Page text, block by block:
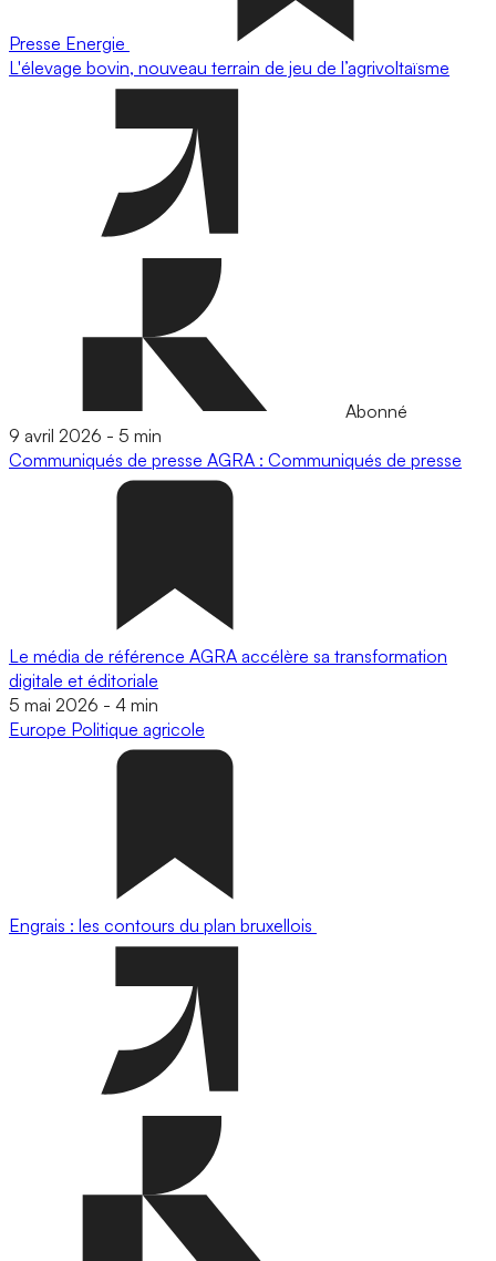
Presse Energie
L'élevage bovin, nouveau terrain de jeu de l’agrivoltaïsme
Abonné
9 avril 2026 - 5 min
Communiqués de presse AGRA : Communiqués de presse
Le média de référence AGRA accélère sa transformation
digitale et éditoriale
5 mai 2026 - 4 min
Europe Politique agricole
Engrais : les contours du plan bruxellois